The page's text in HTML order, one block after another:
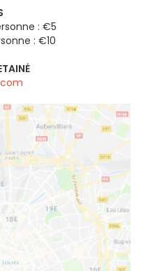
: €5
: €10